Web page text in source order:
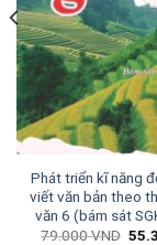
Phát triển kĩ năng
viết văn bản theo
văn 6 (bám sát
79.000VND Giá